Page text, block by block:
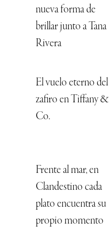
nueva forma de
brillar junto a Tana
Rivera
El vuelo eterno del
zafiro en Tiffany &
Co.
Frente al mar, en
Clandestino cada
plato encuentra su
propio momento